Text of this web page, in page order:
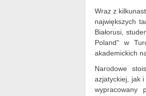
Wraz z
największych
Białorusi,
Poland" w
akademickich
Narodowe
azjatyckiej, jak
wypracowany